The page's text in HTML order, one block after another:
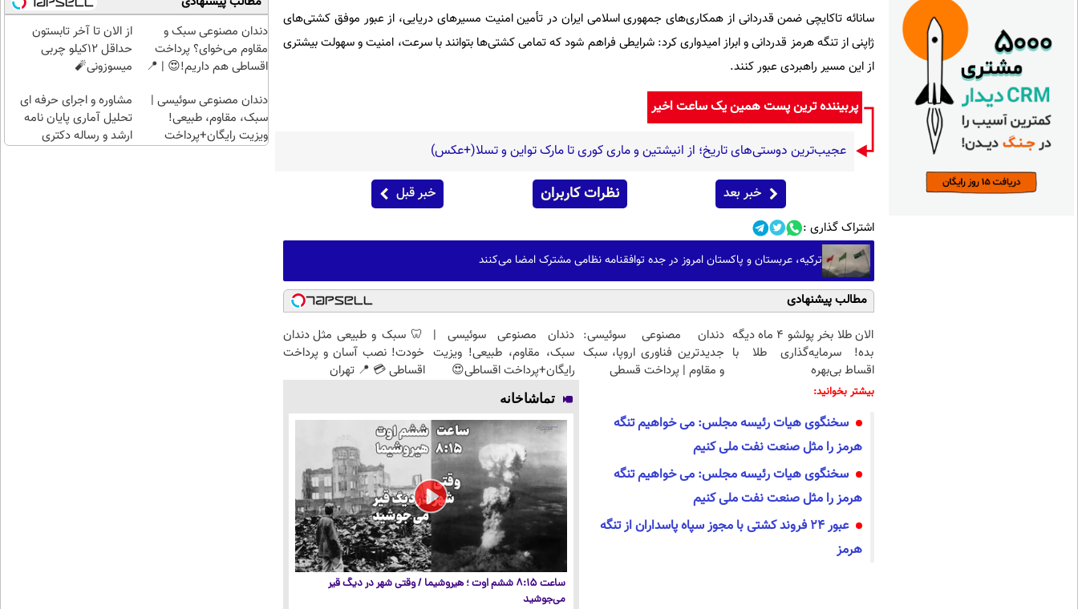
سانائه تاکایچی ضمن قدردانی از همکاری‌های جمهوری اسلامی ایران در تأمین امنیت مسیرهای دریایی، از عبور موفق کشتی‌های
ژاپنی از تنگه هرمز قدردانی و ابراز امیدواری کرد: شرایطی فراهم شود که تمامی کشتی‌ها بتوانند با سرعت، امنیت و سهولت بیشتری
از این مسیر راهبردی عبور کنند.
پربیننده ترین پست همین یک ساعت اخیر
عجیب‌ترین دوستی‌های تاریخ؛ از انیشتین و ماری کوری تا مارک تواین و تسلا(+عکس)
خبر بعد نظرات کاربران خبر قبل
اشتراک گذاری :
ترکیه، عربستان و پاکستان امروز در جده توافقنامه نظامی مشترک امضا می‌کنند
مطالب پیشنهادی
الان طلا بخر پولشو 4 ماه دیگه
بده! سرمایه‌گذاری طلا با
اقساط بی‌بهره
دندان مصنوعی سوئیسی:
جدیدترین فناوری اروپا، سبک
و مقاوم | پرداخت قسطی
دندان مصنوعی سوئیسی |
سبک، مقاوم، طبیعی! ویزیت
رایگان+پرداخت اقساطی😍
🦷 سبک و طبیعی مثل دندان
خودت! نصب آسان و پرداخت
اقساطی 💳 📍 تهران
بیشتر بخوانید:
سخنگوی هیات رئیسه مجلس: می خواهیم تنگه
هرمز را مثل صنعت نفت ملی کنیم
سخنگوی هیات رئیسه مجلس: می خواهیم تنگه
هرمز را مثل صنعت نفت ملی کنیم
عبور ۲۴ فروند کشتی با مجوز سپاه پاسداران از تنگه
هرمز
تماشاخانه
ساعت ۸:۱۵ ششم اوت ؛ هیروشیما / وقتی شهر در دیگ قیر
می‌جوشید
قسطی
(امن و
راحت)
۱۰۰هزارتومان
طلا با
بی‌بهره
دندان مصنوعی سبک و
مقاوم می‌خوای؟ پرداخت
اقساطی هم داریم!😍 | 📍
از الان تا آخر تابستون
حداقل 12کیلو چربی
میسوزونی🧨
دندان مصنوعی سوئیسی |
سبک، مقاوم، طبیعی!
ویزیت رایگان+پرداخت
مشاوره و اجرای حرفه ای
تحلیل آماری پایان نامه
ارشد و رساله دکتری